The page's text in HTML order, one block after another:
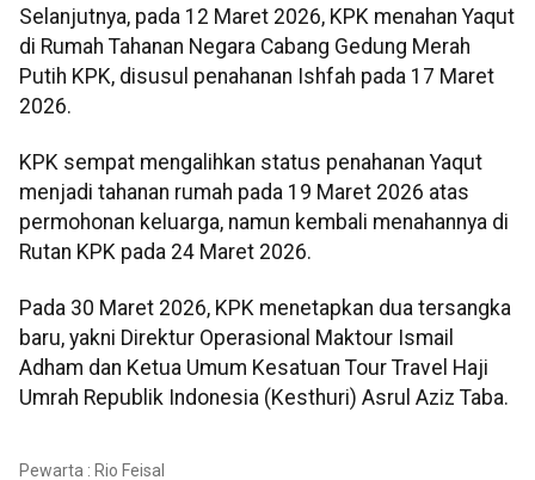
Selanjutnya, pada 12 Maret 2026, KPK menahan Yaqut
di Rumah Tahanan Negara Cabang Gedung Merah
Putih KPK, disusul penahanan Ishfah pada 17 Maret
2026.
KPK sempat mengalihkan status penahanan Yaqut
menjadi tahanan rumah pada 19 Maret 2026 atas
permohonan keluarga, namun kembali menahannya di
Rutan KPK pada 24 Maret 2026.
Pada 30 Maret 2026, KPK menetapkan dua tersangka
baru, yakni Direktur Operasional Maktour Ismail
Adham dan Ketua Umum Kesatuan Tour Travel Haji
Umrah Republik Indonesia (Kesthuri) Asrul Aziz Taba.
Pewarta : Rio Feisal